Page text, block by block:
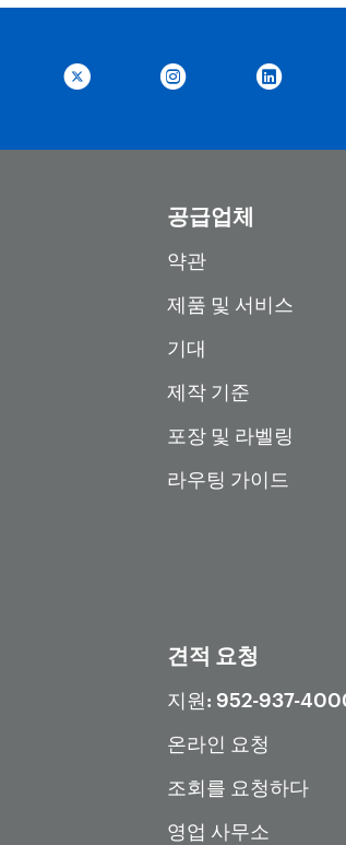
공급업체
약관
제품 및 서비스
기대
제작 기준
포장 및 라벨링
라우팅 가이드
견적 요청
지원: 952-937-
온라인 요청
조회를 요청하다
영업 사무소